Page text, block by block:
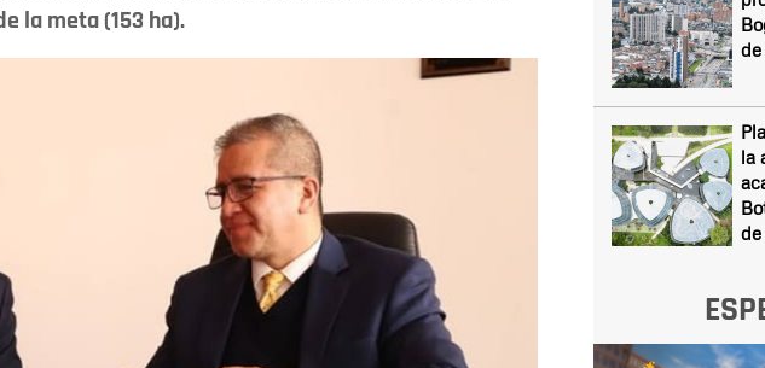
la meta (153 ha).
de
la
de